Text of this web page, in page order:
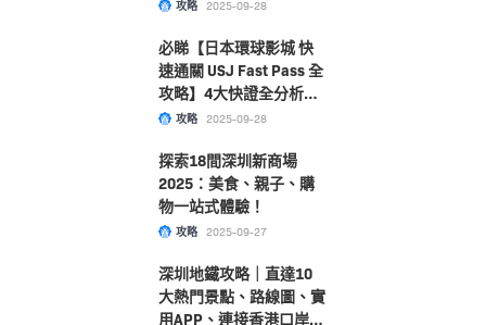
攻略 2025-09-28
必睇【日本環球影城 快
速通關 USJ Fast Pass 全
攻略】4大快證全分析！
附購票及選擇指南大公
攻略 2025-09-28
探索18間深圳新商場
2025：美食、親子、購
物一站式體驗！
攻略 2025-09-27
深圳地鐵攻略｜直達10
大熱門景點、路線圖、實
用APP、連接香港口岸一